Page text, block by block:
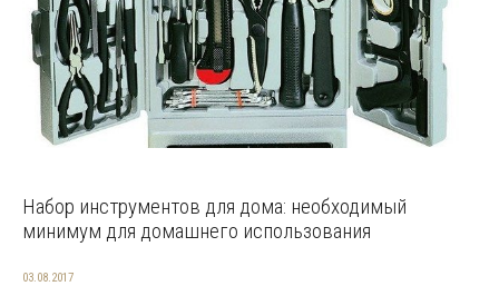
Набор инструментов для дома: необходимый
минимум для домашнего использования
03.08.2017